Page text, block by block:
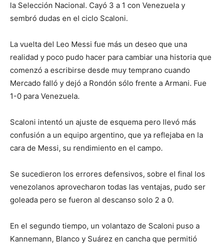
la Selección Nacional. Cayó 3 a 1 con Venezuela y
sembró dudas en el ciclo Scaloni.
La vuelta del Leo Messi fue más un deseo que una
realidad y poco pudo hacer para cambiar una historia que
comenzó a escribirse desde muy temprano cuando
Mercado falló y dejó a Rondón sólo frente a Armani. Fue
1-0 para Venezuela.
Scaloni intentó un ajuste de esquema pero llevó más
confusión a un equipo argentino, que ya reflejaba en la
cara de Messi, su rendimiento en el campo.
Se sucedieron los errores defensivos, sobre el final los
venezolanos aprovecharon todas las ventajas, pudo ser
goleada pero se fueron al descanso solo 2 a 0.
En el segundo tiempo, un volantazo de Scaloni puso a
Kannemann, Blanco y Suárez en cancha que permitió